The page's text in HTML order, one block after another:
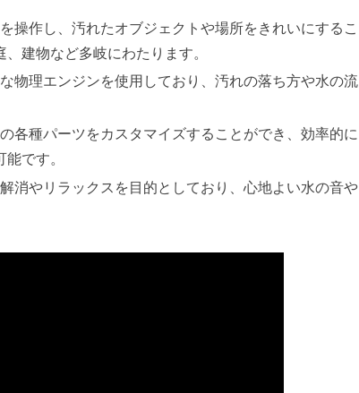
操作し、汚れたオブジェクトや場所をきれいにするこ
建物など多岐にわたります。
物理エンジンを使用しており、汚れの落ち方や水の流
各種パーツをカスタマイズすることができ、効率的に
です。
消やリラックスを目的としており、心地よい水の音や